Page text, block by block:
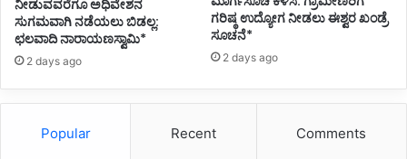
ನೀಡುವವರೆಗೂ ಅಧಿವೇಶನ
ಸುಗಮವಾಗಿ ನಡೆಯಲು ಬಿಡಲ್ಲ:
ಛಲವಾದಿ ನಾರಾಯಣಸ್ವಾಮಿ*
2 days ago
ಗರಿಷ್ಠ ಉದ್ಯೋಗ ನೀಡಲು ಈಶ್ವರ ಖಂಡ್ರೆ
ಸೂಚನೆ*
2 days ago
Popular Recent Comments